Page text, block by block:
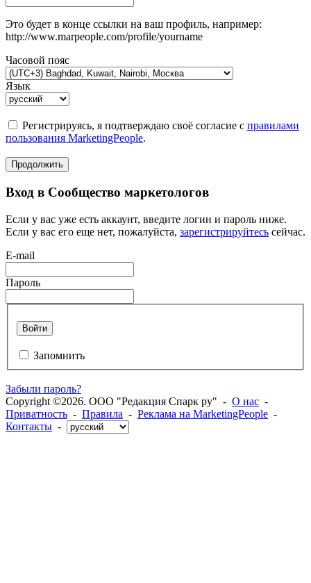
Это будет в конце ссылки на ваш профиль, например:
http://www.marpeople.com/profile/yourname
Часовой пояс
Язык
Регистрируясь, я подтверждаю своё согласие с правилами
пользования MarketingPeople.
Продолжить
Вход в Сообщество маркетологов
Если у вас уже есть аккаунт, введите логин и пароль ниже.
Если у вас его еще нет, пожалуйста, зарегистрируйтесь сейчас.
E-mail
Пароль
Войти
Запомнить
Забыли пароль?
Copyright ©2026. ООО "Редакция Спарк ру" - О нас -
Приватность - Правила - Реклама на MarketingPeople -
Контакты -